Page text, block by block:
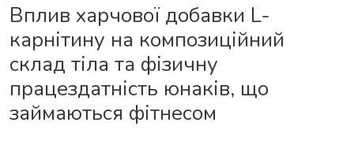
Вплив харчової добавки L-
карнітину на композиційний
склад тіла та фізичну
працездатність юнаків, що
займаються фітнесом